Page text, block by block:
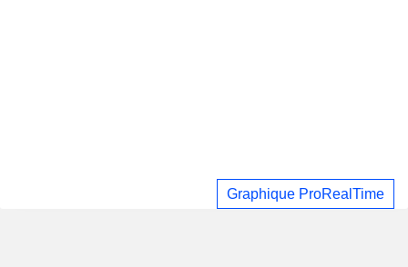
Graphique ProRealTime